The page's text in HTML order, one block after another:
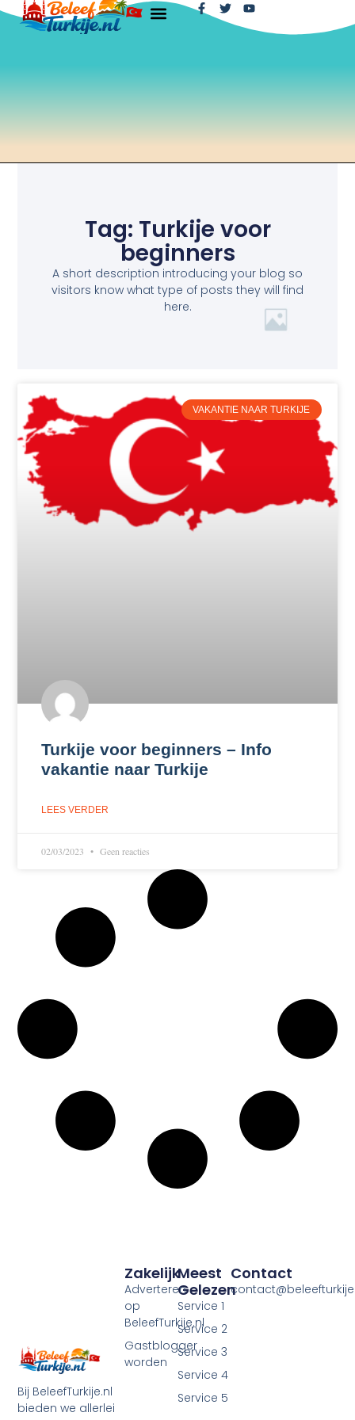
Tag: Turkije voor
beginners
A short description introducing your blog so
visitors know what type of posts they will find
here.
VAKANTIE NAAR TURKIJE
Turkije voor beginners – Info
vakantie naar Turkije
LEES VERDER
02/03/2023 Geen reacties
Bij BeleefTurkije.nl
bieden we allerlei
Meest
Gelezen
Service 1
Service 2
Service 3
Service 4
Service 5
Zakelijk
Adverteren
op
BeleefTurkije.nl
Gastblogger
worden
Contact